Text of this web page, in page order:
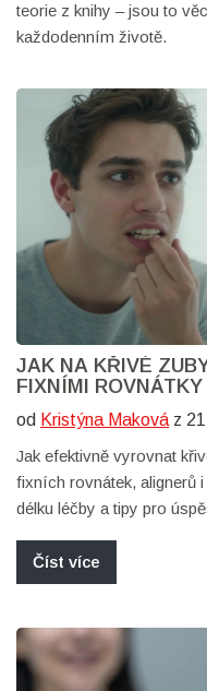
teorie z knihy – jsou to
každodenním životě.
JAK NA KŘIVÉ
FIXNÍMI
od Kristýna Maková z
Jak efektivně vyrovnat
fixních rovnátek, alignerů
délku léčby a tipy pro
Číst více